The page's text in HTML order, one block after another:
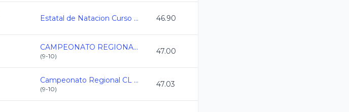
Estatal de Natacion Curso Largo 2026 46.90
CAMPEONATO REGIONAL CL 2026 QRO
(9-10)
47.00
Campeonato Regional CL 2026
(9-10)
47.03